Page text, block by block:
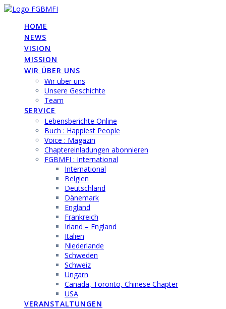
Skip
contentHOME
NEWS
VISION
MISSION
WIR ÜBER UNS
Wir über uns
Unsere Geschichte
Team
SERVICE
Lebensberichte Online
Buch : Happiest People
Voice : Magazin
Chaptereinladungen abonnieren
FGBMFI : International
International
Belgien
Deutschland
Dänemark
England
Frankreich
Irland – England
Italien
Niederlande
Schweden
Schweiz
Ungarn
Canada, Toronto, Chinese Chapter
USA
VERANSTALTUNGEN